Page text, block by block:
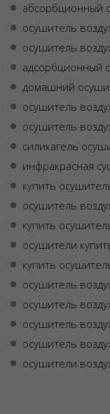
абсорбционный
осушитель
осушитель
адсорбционный
домашний
осушитель
осушитель
силикагель
инфракрасная
купить
осушитель
купить
осушители
купить
осушитель
осушитель
осушитель
осушитель
осушители